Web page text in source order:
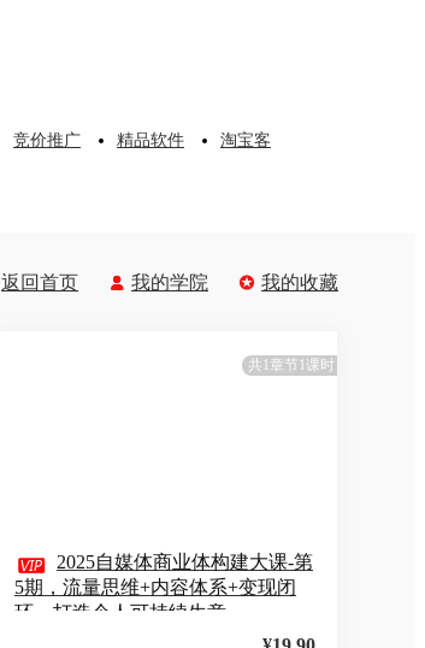
竞价推广 精品软件 淘宝客
返回首页  我的学院  我的收藏
共1章节1课时
 2025自媒体商业体构建大课-第
5期，流量思维+内容体系+变现闭
环，打造个人可持续生意